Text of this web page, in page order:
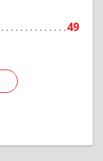
49
Подробнее